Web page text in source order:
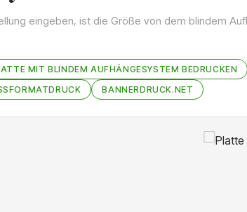
eingeben, ist die Größe von dem blindem
MIT BLINDEM AUFHÄNGESYSTEM BEDRUCKEN
BANNERDRUCK.NET